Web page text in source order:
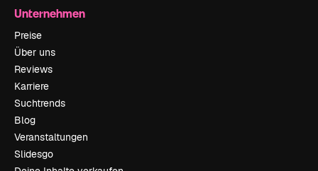
Unternehmen
Preise
Über uns
Reviews
Karriere
Suchtrends
Blog
Veranstaltungen
Slidesgo